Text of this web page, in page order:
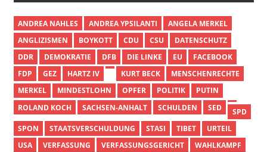
ANDREA NAHLES ANDREA YPSILANTI
ANGELA MERKEL
ANGLIZISMEN
BOYKOTT CDU CSU
DATENSCHUTZ
DDR
DEMOKRATIE DFB DIE LINKE EU
FACEBOOK
FDP
GEZ HARTZ IV KURT BECK
MENSCHENRECHTE
MERKEL
MINDESTLOHN OPFER POLITIK
PUTIN
ROLAND KOCH
SACHSEN-ANHALT SCHULDEN SED
SPD
SPON
STAATSVERSCHULDUNG STASI TIBET
URTEIL
USA
VERFASSUNG VERFASSUNGSGERICHT
WAHLKAMPF